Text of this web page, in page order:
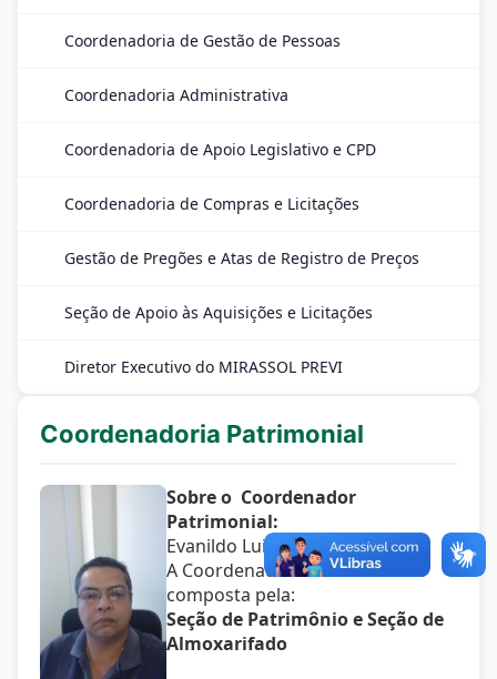
Coordenadoria de Gestão de Pessoas
Coordenadoria Administrativa
Coordenadoria de Apoio Legislativo e CPD
Coordenadoria de Compras e Licitações
Gestão de Pregões e Atas de Registro de Preços
Seção de Apoio às Aquisições e Licitações
Diretor Executivo do MIRASSOL PREVI
Coordenadoria Patrimonial
Sobre o Coordenador
Patrimonial:
Evanildo Luiz da Silva
A Coordenadoria Patrimonial é
composta pela:
Seção de Patrimônio e Seção de
Almoxarifado